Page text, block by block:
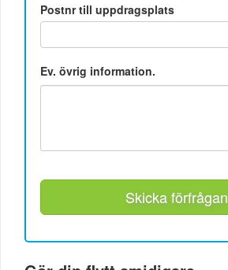
Postnr till uppdragsplats
Ev. övrig information.
Skicka förfrågan